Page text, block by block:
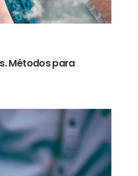
Métodos para